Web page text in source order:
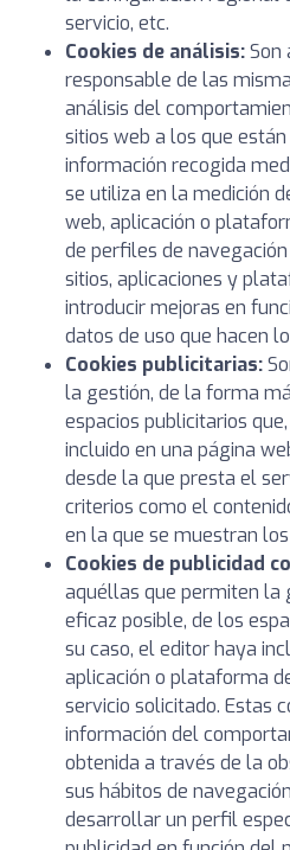
servicio, etc.
Cookies de análisis:Son
responsable de las
análisis del
sitios web a los que
información recogida
se utiliza en la medición
web, aplicación o
de perfiles de
sitios, aplicaciones y
introducir mejoras en
datos de uso que hacen
Cookies publicitarias:
la gestión, de la forma
espacios publicitarios
incluido en una página
desde la que presta el
criterios como el
en la que se muestran
Cookies de publicidad
aquéllas que permiten la
eficaz posible, de los
su caso, el editor haya
aplicación o plataforma
servicio solicitado. Estas
información del
obtenida a través de la
sus hábitos de
desarrollar un perfil